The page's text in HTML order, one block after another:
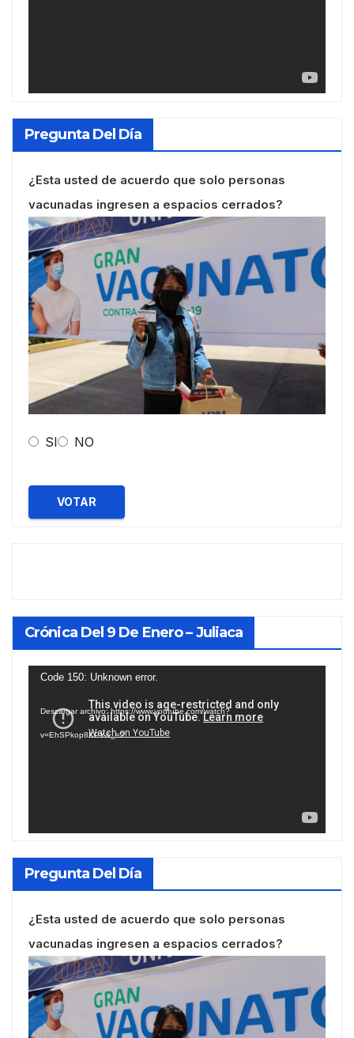
Pregunta Del Día
¿Esta usted de acuerdo que solo personas
vacunadas ingresen a espacios cerrados?
SI NO
VOTAR
Crónica Del 9 De Enero – Juliaca
Reproductor
vídeo
Code 150: Unknown error.
Descargar archivo: https://www.youtube.com/watch?
v=EhSPkop8KPY&_=2
Pregunta Del Día
¿Esta usted de acuerdo que solo personas
vacunadas ingresen a espacios cerrados?